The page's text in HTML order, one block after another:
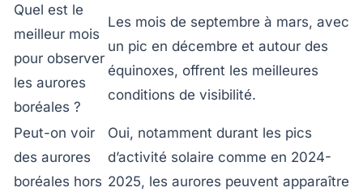
Quel est le
meilleur mois
pour observer
les aurores
boréales ?
Les mois de septembre à mars, avec
un pic en décembre et autour des
équinoxes, offrent les meilleures
conditions de visibilité.
Peut-on voir
des aurores
boréales hors
Oui, notamment durant les pics
d’activité solaire comme en 2024-
2025, les aurores peuvent apparaître